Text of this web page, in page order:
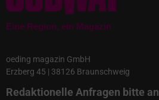
Eine Region, ein Magazin
oeding magazin GmbH
Erzberg 45 | 38126 Braunschweig
Redaktionelle Anfragen bitte an